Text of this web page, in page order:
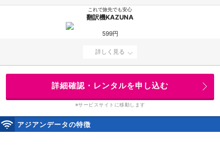
これで旅先でも安心
翻訳機KAZUNA
599円
詳しく見る
詳細確認・レンタルを申し込む
※サービスサイトに移動します
アジアンデータの特徴